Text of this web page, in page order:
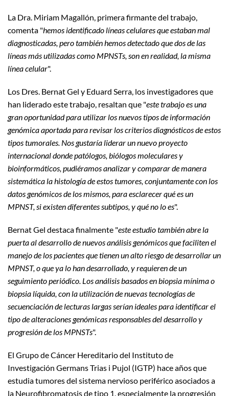
La Dra. Miriam Magallón, primera firmante del trabajo,
comenta "hemos identificado líneas celulares que estaban mal
diagnosticadas, pero también hemos detectado que dos de las
líneas más utilizadas como MPNSTs, son en realidad, la misma
línea celular".
Los Dres. Bernat Gel y Eduard Serra, los investigadores que
han liderado este trabajo, resaltan que "este trabajo es una
gran oportunidad para utilizar los nuevos tipos de información
genómica aportada para revisar los criterios diagnósticos de estos
tipos tumorales. Nos gustaría liderar un nuevo proyecto
internacional donde patólogos, biólogos moleculares y
bioinformáticos, pudiéramos analizar y comparar de manera
sistemática la histología de estos tumores, conjuntamente con los
datos genómicos de los mismos, para esclarecer qué es un
MPNST, si existen diferentes subtipos, y qué no lo es".
Bernat Gel destaca finalmente "este estudio también abre la
puerta al desarrollo de nuevos análisis genómicos que faciliten el
manejo de los pacientes que tienen un alto riesgo de desarrollar un
MPNST, o que ya lo han desarrollado, y requieren de un
seguimiento periódico. Los análisis basados en biopsia mínima o
biopsia líquida, con la utilización de nuevas tecnologías de
secuenciación de lecturas largas serían ideales para identificar el
tipo de alteraciones genómicas responsables del desarrollo y
progresión de los MPNSTs".
El Grupo de Cáncer Hereditario del Instituto de
Investigación Germans Trias i Pujol (IGTP) hace años que
estudia tumores del sistema nervioso periférico asociados a
la Neurofibromatosis de tipo 1, especialmente la progresión